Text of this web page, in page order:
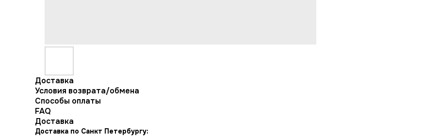
Доставка
Условия возврата/обмена
Способы оплаты
FAQ
Доставка
Доставка по Санкт Петербургу: